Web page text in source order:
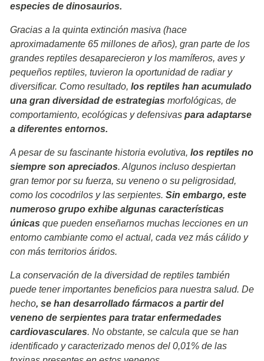
especies de dinosaurios.
Gracias a la quinta extinción masiva (hace
aproximadamente 65 millones de años), gran parte de los
grandes reptiles desaparecieron y los mamíferos, aves y
pequeños reptiles, tuvieron la oportunidad de radiar y
diversificar. Como resultado, los reptiles han acumulado
una gran diversidad de estrategias morfológicas, de
comportamiento, ecológicas y defensivas para adaptarse
a diferentes entornos.
A pesar de su fascinante historia evolutiva, los reptiles no
siempre son apreciados. Algunos incluso despiertan
gran temor por su fuerza, su veneno o su peligrosidad,
como los cocodrilos y las serpientes. Sin embargo, este
numeroso grupo exhibe algunas características
únicas que pueden enseñarnos muchas lecciones en un
entorno cambiante como el actual, cada vez más cálido y
con más territorios áridos.
La conservación de la diversidad de reptiles también
puede tener importantes beneficios para nuestra salud. De
hecho, se han desarrollado fármacos a partir del
veneno de serpientes para tratar enfermedades
cardiovasculares. No obstante, se calcula que se han
identificado y caracterizado menos del 0,01% de las